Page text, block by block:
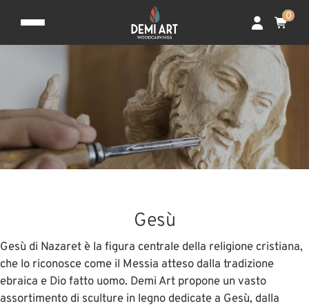
0
Gesù
Gesù di Nazaret è la figura centrale della religione cristiana,
che lo riconosce come il Messia atteso dalla tradizione
ebraica e Dio fatto uomo. Demi Art propone un vasto
assortimento di sculture in legno dedicate a Gesù, dalla